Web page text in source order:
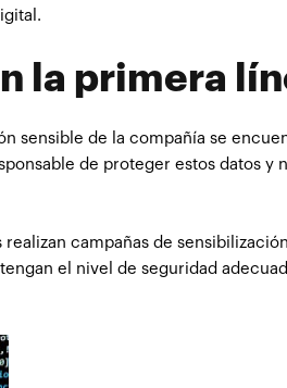
la primera
sensible de la compañía se
de proteger estos datos
campañas de
el nivel de seguridad